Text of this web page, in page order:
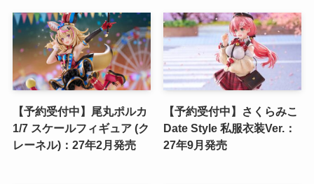
【予約受付中】尾丸ポルカ
1/7 スケールフィギュア (ク
レーネル)：27年2月発売
【予約受付中】さくらみこ
Date Style 私服衣装Ver.：
27年9月発売